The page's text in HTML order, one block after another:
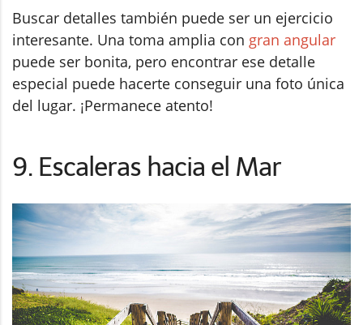
Buscar detalles también puede ser un ejercicio
interesante. Una toma amplia con gran angular
puede ser bonita, pero encontrar ese detalle
especial puede hacerte conseguir una foto única
del lugar. ¡Permanece atento!
9. Escaleras hacia el Mar